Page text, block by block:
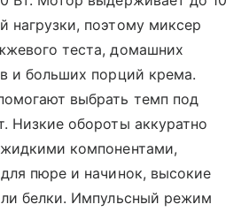
нагрузки, поэтому миксер
теста, домашних
и больших порций крема.
выбрать темп под
Низкие обороты аккуратно
компонентами,
пюре и начинок, высокие
белки. Импульсный режим